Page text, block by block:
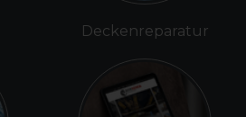
Deckenreparatur